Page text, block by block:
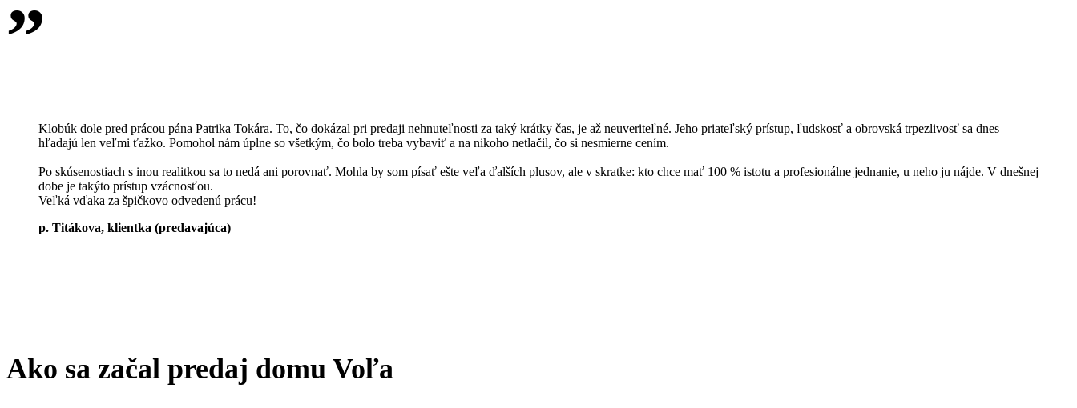
Klobúk dole pred prácou pána Patrika Tokára. To, čo dokázal pri predaji nehnuteľnosti za taký krátky čas, je až neuveriteľné. Jeho priateľský prístup, ľudskosť a obrovská trpezlivosť sa dnes
hľadajú len veľmi ťažko. Pomohol nám úplne so všetkým, čo bolo treba vybaviť a na nikoho netlačil, čo si nesmierne cením.
Po skúsenostiach s inou realitkou sa to nedá ani porovnať. Mohla by som písať ešte veľa ďalších plusov, ale v skratke: kto chce mať 100 % istotu a profesionálne jednanie, u neho ju nájde. V dnešnej
dobe je takýto prístup vzácnosťou.
Veľká vďaka za špičkovo odvedenú prácu!
p. Titákova, klientka (predavajúca)
Ako sa začal predaj domu Voľa